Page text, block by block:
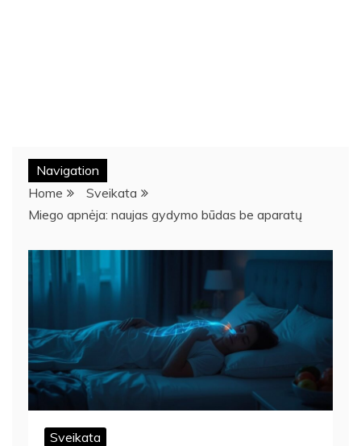
Navigation
Home
Sveikata
Miego apnėja: naujas gydymo būdas be aparatų
Sveikata